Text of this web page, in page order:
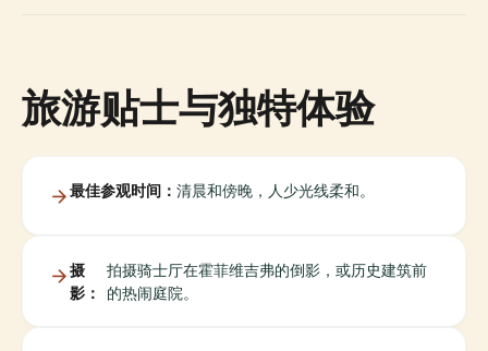
旅游贴士与独特体验
最佳参观时间： 清晨和傍晚，人少光线柔和。
摄
影：
拍摄骑士厅在霍菲维吉弗的倒影，或历史建筑前
的热闹庭院。